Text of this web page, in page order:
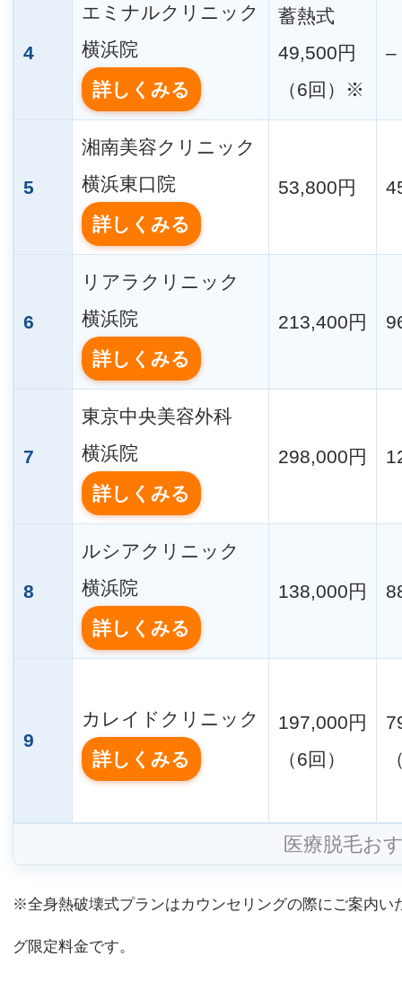
4
エミナルクリニック
横浜院
詳しくみる
蓄熱式
49,500円
（6回）※
–
5
湘南美容クリニック
横浜東口院
詳しくみる
53,800円
6
リアラクリニック
横浜院
詳しくみる
213,400円
7
東京中央美容外科
横浜院
詳しくみる
298,000円
8
ルシアクリニック
横浜院
詳しくみる
138,000円
9
カレイドクリニック
詳しくみる
197,000円
（6回）
医療脱毛お
※全身熱破壊式プランはカウンセリングの際にご案内
グ限定料金です。